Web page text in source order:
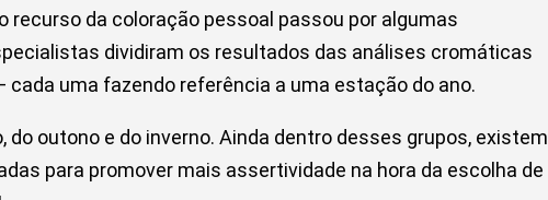
recurso da coloração pessoal passou por algumas
dividiram os resultados das análises cromáticas
uma fazendo referência a uma estação do ano.
do outono e do inverno. Ainda dentro desses grupos, existem
para promover mais assertividade na hora da escolha de